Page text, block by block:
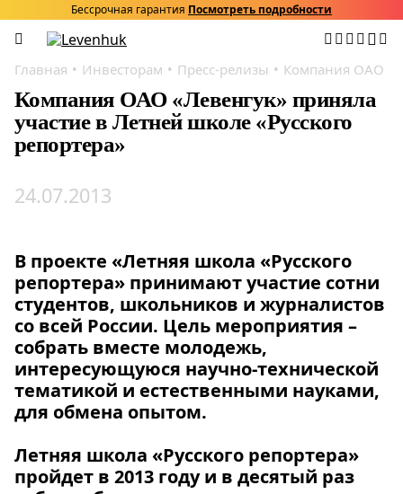
Бессрочная гарантия Посмотреть подробности
Главная Инвесторам Пресс-релизы Компания ОАО
Компания ОАО «Левенгук» приняла
участие в Летней школе «Русского
репортера»
24.07.2013
В проекте «Летняя школа «Русского
репортера» принимают участие сотни
студентов, школьников и журналистов
со всей России. Цель мероприятия –
собрать вместе молодежь,
интересующуюся научно-технической
тематикой и естественными науками,
для обмена опытом.
Летняя школа «Русского репортера»
пройдет в 2013 году и в десятый раз